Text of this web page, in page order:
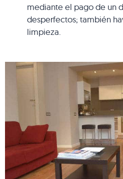
mediante el pago de un
desperfectos; también
limpieza.